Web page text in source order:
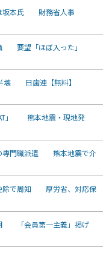
坂本氏 財務省人事
要望「ほぼ入った」
壊 日歯連【無料】
」 熊本地震・現地発
専門職派遣 熊本地震で介
除で周知 厚労省、対応保
「会員第一主義」掲げ